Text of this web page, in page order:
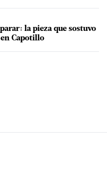
la pieza que sostuvo
Capotillo